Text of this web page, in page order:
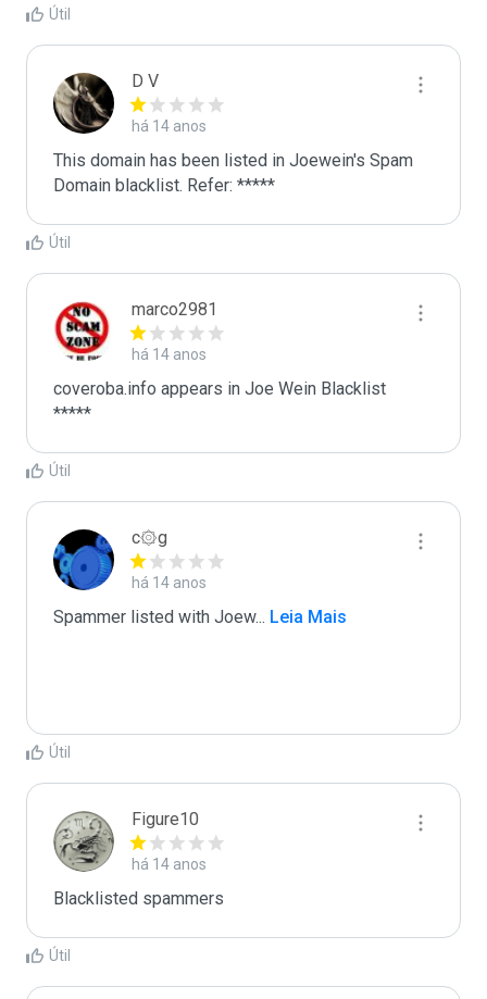
Útil
D V
há 14 anos
This domain has been listed in Joewein's Spam
Domain blacklist. Refer: *****
Útil
marco2981
há 14 anos
coveroba.info appears in Joe Wein Blacklist
*****
Útil
c۞g
há 14 anos
Spammer listed with Joew... Leia Mais
Útil
Figure10
há 14 anos
Blacklisted spammers
Útil